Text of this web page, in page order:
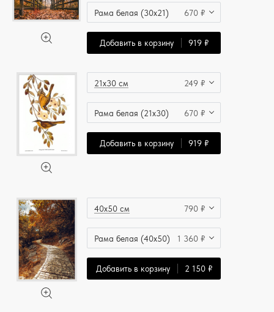
Рама белая (30x21) 670 ₽
Добавить в корзину 919 ₽
21x30 см 249 ₽
Рама белая (21x30) 670 ₽
Добавить в корзину 919 ₽
40x50 см 790 ₽
Рама белая (40x50) 1 360 ₽
Добавить в корзину 2 150 ₽